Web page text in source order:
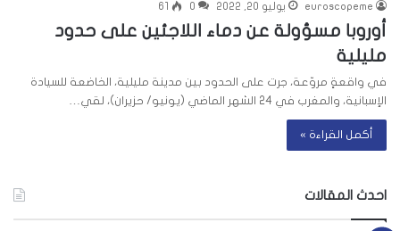
euroscopeme يوليو 20, 2022 0
61
أوروبا مسؤولة عن دماء اللاجئين على حدود
مليلية
في واقعةٍ مروّعة، جرت على الحدود بين مدينة مليلية، الخاضعة للسيادة
الإسبانية، والمغرب في 24 الشهر الماضي (يونيو/ حزيران)، لقي…
أكمل القراءة »
احدث المقالات